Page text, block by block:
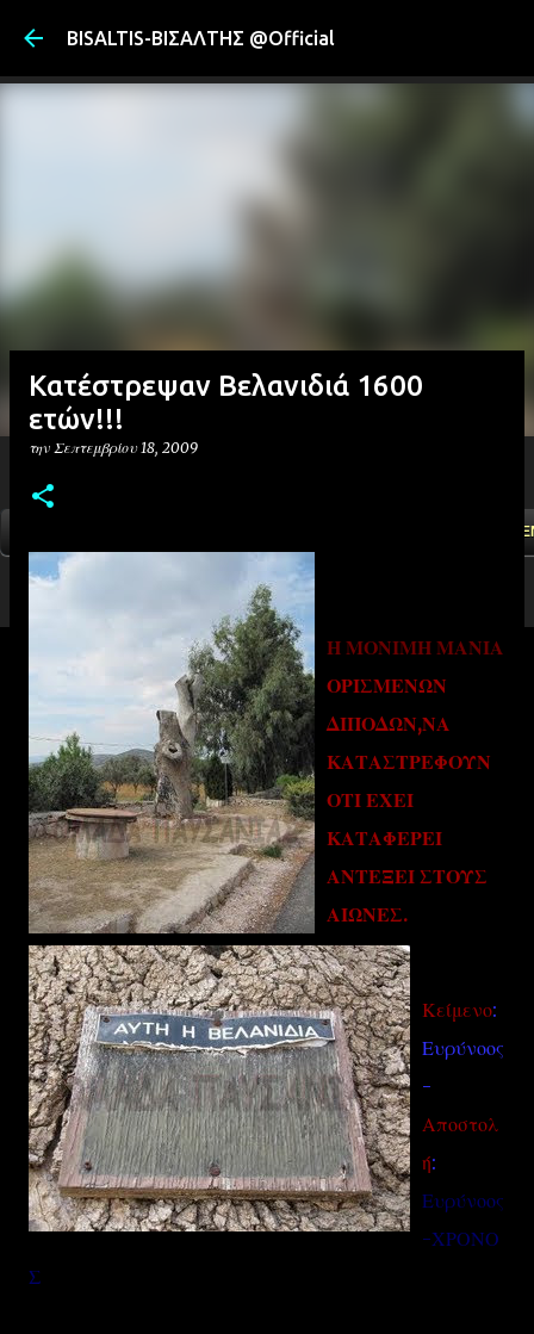
BISALTIS-ΒΙΣΑΛΤΗΣ @Official
Κατέστρεψαν Βελανιδιά 1600
ετών!!!
την Σεπτεμβρίου 18, 2009
Η ΜΟΝΙΜΗ ΜΑΝΙΑ
ΟΡΙΣΜΕΝΩΝ
ΔΙΠΟΔΩΝ,ΝΑ
ΚΑΤΑΣΤΡΕΦΟΥΝ
ΟΤΙ ΕΧΕΙ
ΚΑΤΑΦΕΡΕΙ
ΑΝΤΕΞΕΙ ΣΤΟΥΣ
ΑΙΩΝΕΣ.
Κείμενο:
Ευρύνοος
-
Αποστολ
ή:
Ευρύνοος
-ΧΡΟΝΟ
Σ